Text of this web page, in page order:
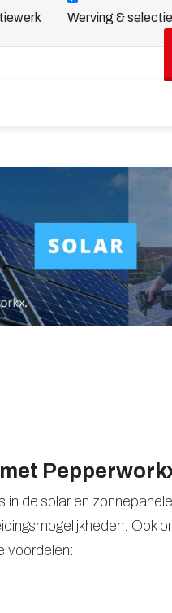
Werving & selectie
in de solar en
Ook
voordelen: